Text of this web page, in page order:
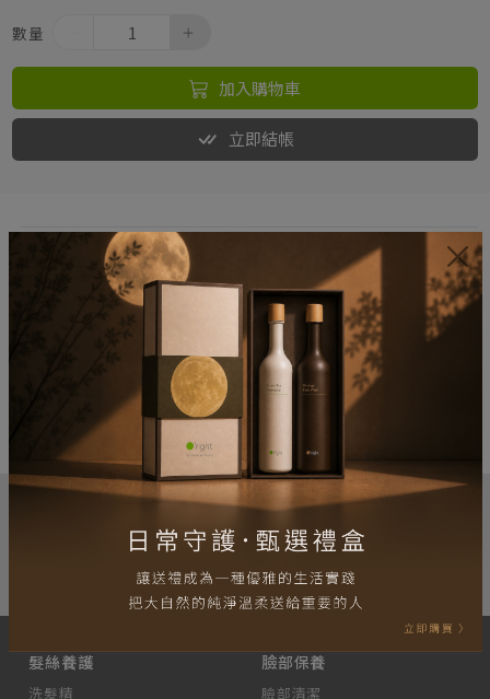
數量
加入購物車
立即結帳
立即結帳
本網站產品已投保和泰產物產品責任保險最高理賠
$30,000,000 元，實際理賠金額將由保險公司依保險契
為增進您的使用體驗，本網站透過使用 Cookies 記錄您的資訊。繼續
髮絲養護
洗髮精
臉部保養
臉部清潔